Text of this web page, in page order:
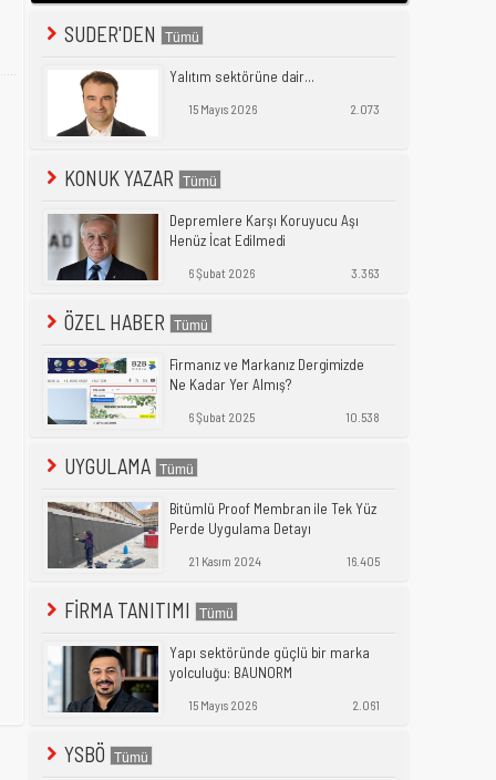
SUDER'DEN
Yalıtım sektörüne dair...
15 Mayıs 2026 2.073
KONUK YAZAR
Depremlere Karşı Koruyucu Aşı
Henüz İcat Edilmedi
6 Şubat 2026 3.363
ÖZEL HABER
Firmanız ve Markanız Dergimizde
Ne Kadar Yer Almış?
6 Şubat 2025 10.538
UYGULAMA
Bitümlü Proof Membran ile Tek Yüz
Perde Uygulama Detayı
21 Kasım 2024 16.405
FİRMA TANITIMI
Yapı sektöründe güçlü bir marka
yolculuğu: BAUNORM
15 Mayıs 2026 2.061
YSBÖ